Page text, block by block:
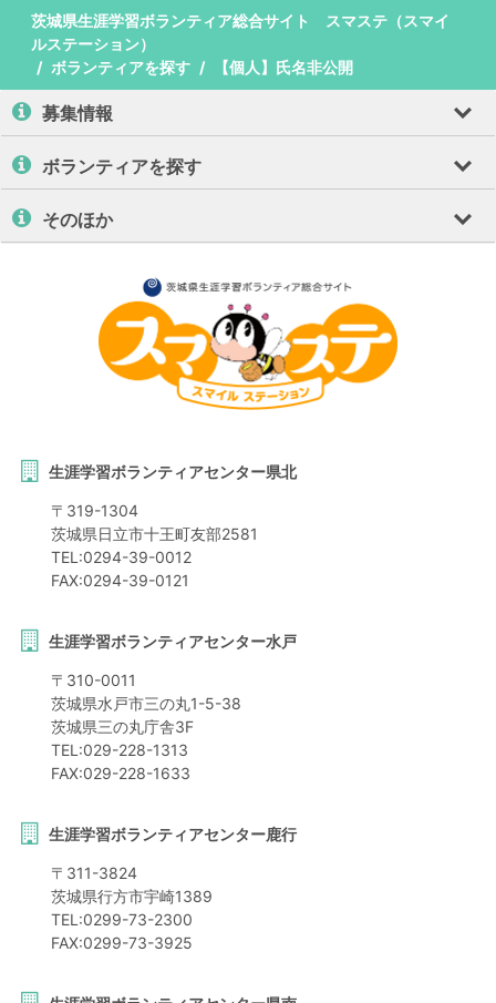
茨城県生涯学習ボランティア総合サイト スマステ（スマイ
ルステーション）
ボランティアを探す
【個人】氏名非公開
募集情報
ボランティアを探す
そのほか
生涯学習ボランティアセンター県北
〒 319-1304
茨城県日立市十王町友部2581
TEL:0294-39-0012
FAX:0294-39-0121
生涯学習ボランティアセンター水戸
〒 310-0011
茨城県水戸市三の丸1-5-38
茨城県三の丸庁舎3F
TEL:029-228-1313
FAX:029-228-1633
生涯学習ボランティアセンター鹿行
〒 311-3824
茨城県行方市宇崎1389
TEL:0299-73-2300
FAX:0299-73-3925